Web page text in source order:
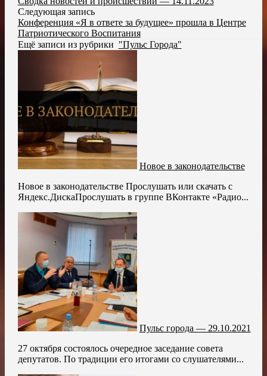
Следующая запись
Конференция «Я в ответе за будущее» прошла в Центре
Патриотического Воспитания
Ещё записи из рубрики "Пульс Города"
Новое в законодательстве
Новое в законодательстве Прослушать или скачать с
Яндекс.ДискаПрослушать в группе ВКонтакте «Радио...
Пульс города — 29.10.2021
27 октября состоялось очередное заседание совета
депутатов. По традиции его итогами со слушателями...